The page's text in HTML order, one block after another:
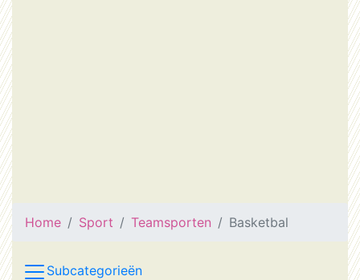
Home Sport Teamsporten Basketbal
Subcategorieën